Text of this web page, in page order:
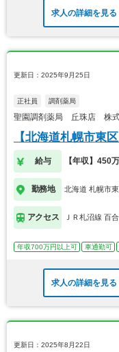
求人の詳細を見る
更新日：2025年9月25日
正社員 調剤薬局
聖園調剤薬局 丘珠店 株式
【北海道札幌市東
給与 【年収】450
勤務地 北海道 札幌市東
アクセス ＪＲ札沼線 百
年収700万円以上可 車通勤可
求人の詳細を見る
更新日：2025年8月22日